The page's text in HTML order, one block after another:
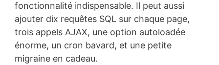
fonctionnalité indispensable. Il peut aussi
ajouter dix requêtes SQL sur chaque page,
trois appels AJAX, une option autoloadée
énorme, un cron bavard, et une petite
migraine en cadeau.